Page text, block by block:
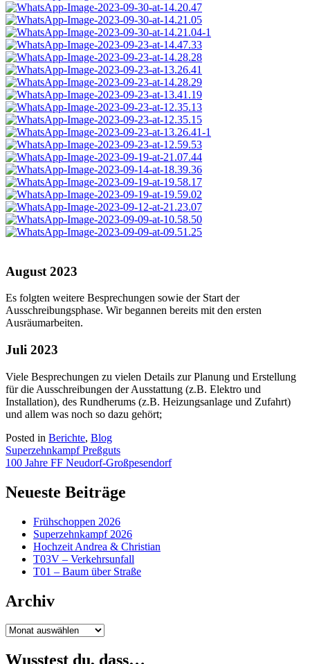
August 2023
Es folgten weitere Besprechungen sowie der Start der
Ausschreibungsphase. Wir begannen bereits mit den ersten
Ausräumarbeiten.
Juli 2023
Viele Besprechungen zu vielen Details zur Planung und Erstellung
für die Ausschreibungen der Ausstattung (z.B. Elektro und
Installation), des Rundherums (z.B. Heizungsanlage und Zufahrt)
und allem was noch so dazu gehört;
Posted in Berichte, Blog
Beitragsnavigation
Superzehnkampf Preßguts
100 Jahre FF Neudorf-Großpesendorf
Neueste Beiträge
Frühschoppen 2026
Superzehnkampf 2026
Hochzeit Andrea & Christian
T03V – Verkehrsunfall
T01 – Baum über Straße
Archiv
Archiv
Wusstest du, dass…